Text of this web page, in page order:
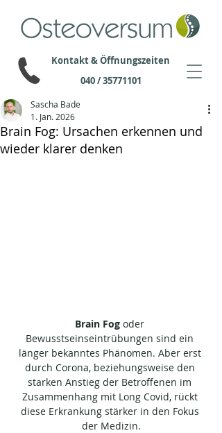
040 / 35771101
Kontakt & Öffnungszeiten
Brain Fog: Ursachen erkennen und
wieder klarer denken
Sascha Bade
1. Jan. 2026
Brain Fog oder
Bewusstseinseintrübungen sind ein
länger bekanntes Phänomen. Aber erst
durch Corona, beziehungsweise den
starken Anstieg der Betroffenen im
Zusammenhang mit Long Covid, rückt
diese Erkrankung stärker in den Fokus
der Medizin.